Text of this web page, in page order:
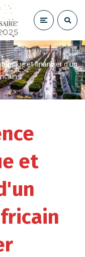
et financier d’un
et